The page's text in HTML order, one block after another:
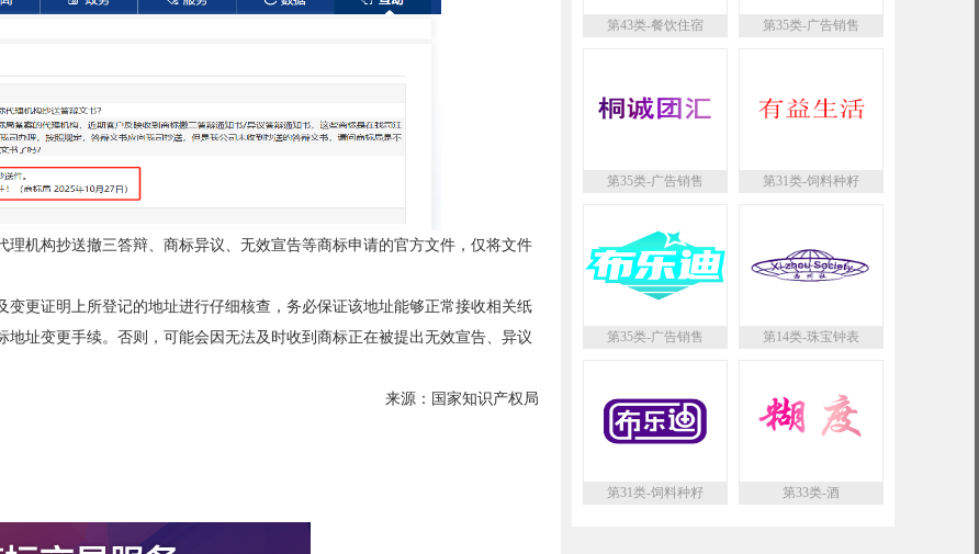
机构抄送撤三答辩、商标异议、无效宣告等商标申请的官方文件，仅将文件
更证明上所登记的地址进行仔细核查，务必保证该地址能够正常接收相关纸
址变更手续。否则，可能会因无法及时收到商标正在被提出无效宣告、异议
来源：国家知识产权局
第43类-餐饮住宿 第35类-广告销售
第35类-广告销售 第31类-饲料种籽
第35类-广告销售 第14类-珠宝钟表
第31类-饲料种籽 第33类-酒